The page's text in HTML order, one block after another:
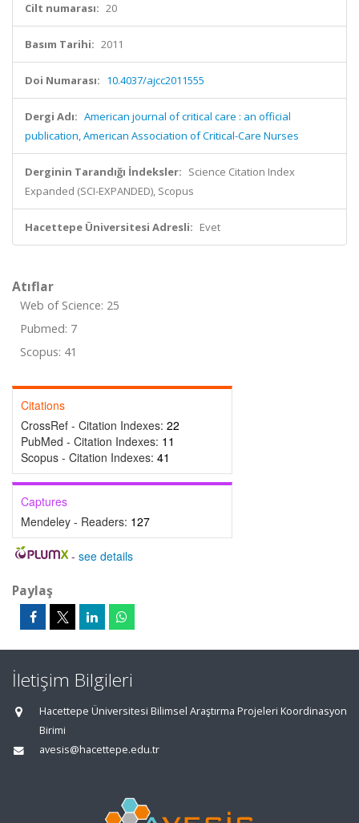
Cilt numarası: 20
Basım Tarihi: 2011
Doi Numarası: 10.4037/ajcc2011555
Dergi Adı: American journal of critical care : an official
publication, American Association of Critical-Care Nurses
Derginin Tarandığı İndeksler: Science Citation Index
Expanded (SCI-EXPANDED), Scopus
Hacettepe Üniversitesi Adresli: Evet
Atıflar
Web of Science: 25
Pubmed: 7
Scopus: 41
Citations
CrossRef - Citation Indexes: 22
PubMed - Citation Indexes: 11
Scopus - Citation Indexes: 41
Captures
Mendeley - Readers: 127
- see details
Paylaş
İletişim Bilgileri
Hacettepe Üniversitesi Bilimsel Araştırma Projeleri Koordinasyon
Birimi
avesis@hacettepe.edu.tr